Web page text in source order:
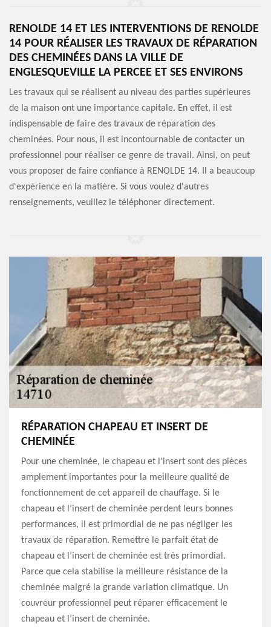
RENOLDE 14 ET LES INTERVENTIONS DE RENOLDE
14 POUR RÉALISER LES TRAVAUX DE RÉPARATION
DES CHEMINÉES DANS LA VILLE DE
ENGLESQUEVILLE LA PERCEE ET SES ENVIRONS
Les travaux qui se réalisent au niveau des parties supérieures
de la maison ont une importance capitale. En effet, il est
indispensable de faire des travaux de réparation des
cheminées. Pour nous, il est incontournable de contacter un
professionnel pour réaliser ce genre de travail. Ainsi, on peut
vous proposer de faire confiance à RENOLDE 14. Il a beaucoup
d'expérience en la matière. Si vous voulez d'autres
renseignements, veuillez le téléphoner directement.
RÉPARATION CHAPEAU ET INSERT DE
CHEMINÉE
Pour une cheminée, le chapeau et l’insert sont des pièces
amplement importantes pour la meilleure qualité de
fonctionnement de cet appareil de chauffage. Si le
chapeau et l’insert de cheminée perdent leurs bonnes
performances, il est primordial de ne pas négliger les
travaux de réparation. Remettre le parfait état de
chapeau et l’insert de cheminée est très primordial.
Parce que cela stabilise la meilleure résistance de la
cheminée malgré la grande variation climatique. Un
couvreur professionnel peut réparer efficacement le
chapeau et l’insert de cheminée.